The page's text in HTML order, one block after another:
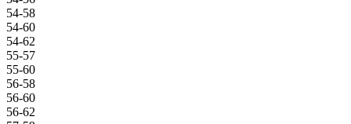
54-58
54-60
54-62
55-57
55-60
56-58
56-60
56-62